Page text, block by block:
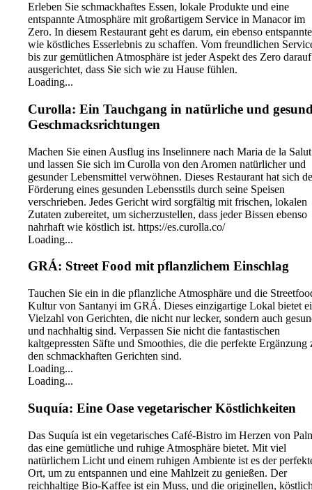
Erleben Sie schmackhaftes Essen, lokale Produkte und eine
entspannte Atmosphäre mit großartigem Service in Manacor im
Zero. In diesem Restaurant geht es darum, ein ebenso
wie köstliches Esserlebnis zu schaffen. Vom freundlichen
bis zur gemütlichen Atmosphäre ist jeder Aspekt des Zero darauf
ausgerichtet, dass Sie sich wie zu Hause fühlen.
Loading...
Curolla: Ein Tauchgang in natürliche und
Geschmacksrichtungen
Machen Sie einen Ausflug ins Inselinnere nach Maria de la Salut
und lassen Sie sich im Curolla von den Aromen natürlicher und
gesunder Lebensmittel verwöhnen. Dieses Restaurant hat sich
Förderung eines gesunden Lebensstils durch seine Speisen
verschrieben. Jedes Gericht wird sorgfältig mit frischen, lokalen
Zutaten zubereitet, um sicherzustellen, dass jeder Bissen ebenso
nahrhaft wie köstlich ist. https://es.curolla.co/
Loading...
GRÁ: Street Food mit pflanzlichem Einschlag
Tauchen Sie ein in die pflanzliche Atmosphäre und die
Kultur von Santanyi im GRÁ. Dieses einzigartige Lokal bietet
Vielzahl von Gerichten, die nicht nur lecker, sondern auch
und nachhaltig sind. Verpassen Sie nicht die fantastischen
kaltgepressten Säfte und Smoothies, die die perfekte Ergänzung
den schmackhaften Gerichten sind.
Loading...
Loading...
Suquía: Eine Oase vegetarischer Köstlichkeiten
Das Suquía ist ein vegetarisches Café-Bistro im Herzen von
das eine gemütliche und ruhige Atmosphäre bietet. Mit viel
natürlichem Licht und einem ruhigen Ambiente ist es der
Ort, um zu entspannen und eine Mahlzeit zu genießen. Der
reichhaltige Bio-Kaffee ist ein Muss, und die originellen,